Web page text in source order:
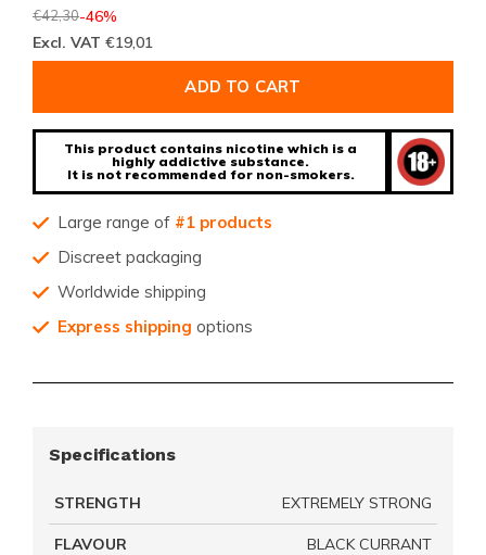
€42,30-46%
Excl. VAT €19,01
ADD TO CART
This product contains nicotine which is a
highly addictive substance.
It is not recommended for non-smokers.
Large range of #1 products
Discreet packaging
Worldwide shipping
Express shipping options
Specifications
STRENGTH EXTREMELY STRONG
FLAVOUR BLACK CURRANT